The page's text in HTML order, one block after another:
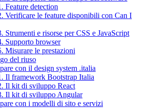
Feature detection
Verificare le feature disponibili con Can I
Strumenti e risorse per CSS e JavaScript
Supporto browser
Misurare le prestazioni
del riuso
con il design system .italia
Il framework Bootstrap Italia
Il kit di sviluppo React
Il kit di sviluppo Angular
con i modelli di sito e servizi